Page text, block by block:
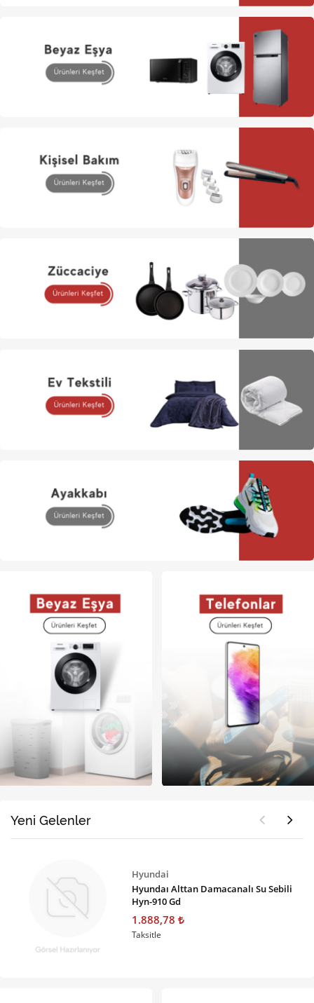
Yeni Gelenler
Hyundai
Hyundaı Alttan Damacanalı Su Sebili
Hyn-910 Gd
1.888,78
Taksitle